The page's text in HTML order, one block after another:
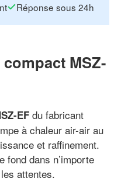
Réponse sous 24h
MSZ-
EF du fabricant
à chaleur air-air au
et raffinement.
fond dans n’importe
attentes.